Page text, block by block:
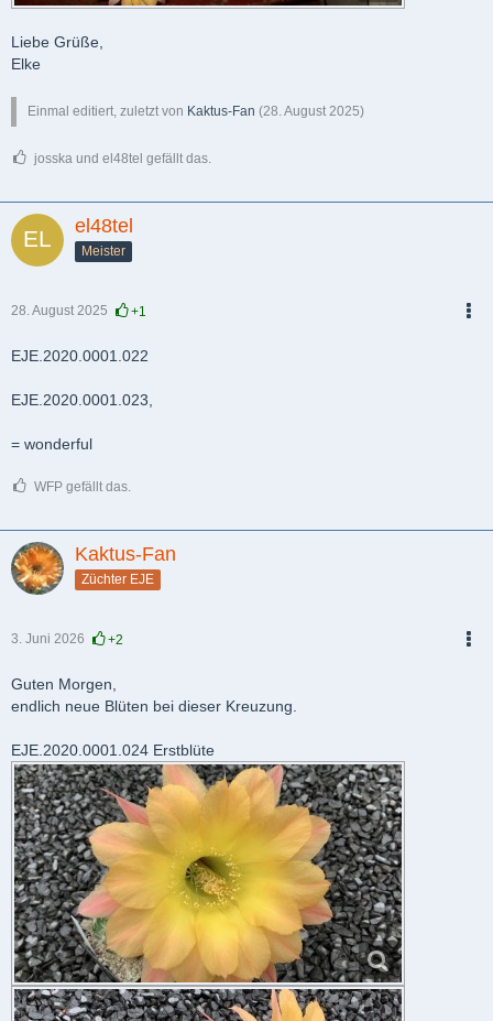
Liebe Grüße,
Elke
Einmal editiert, zuletzt von Kaktus-Fan (28. August 2025)
josska und el48tel gefällt das.
el48tel
Meister
28. August 2025 +1
EJE.2020.0001.022
EJE.2020.0001.023,
= wonderful
WFP gefällt das.
Kaktus-Fan
Züchter EJE
3. Juni 2026 +2
Guten Morgen,
endlich neue Blüten bei dieser Kreuzung.
EJE.2020.0001.024 Erstblüte